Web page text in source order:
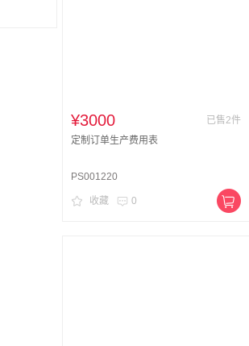
¥3000
已售2件
定制订单生产费用表
PS001220
收藏 0